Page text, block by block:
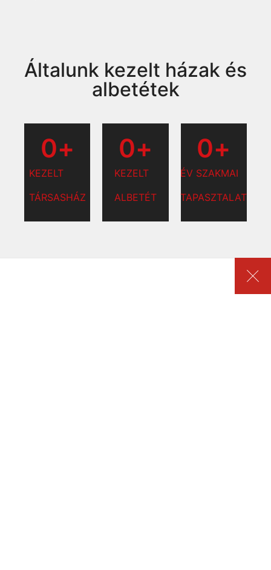
Általunk kezelt házak és
albetétek
KEZELT
TÁRSASHÁZ
0+
KEZELT
ALBETÉT
0+
ÉV SZAKMAI
TAPASZTALAT
0+